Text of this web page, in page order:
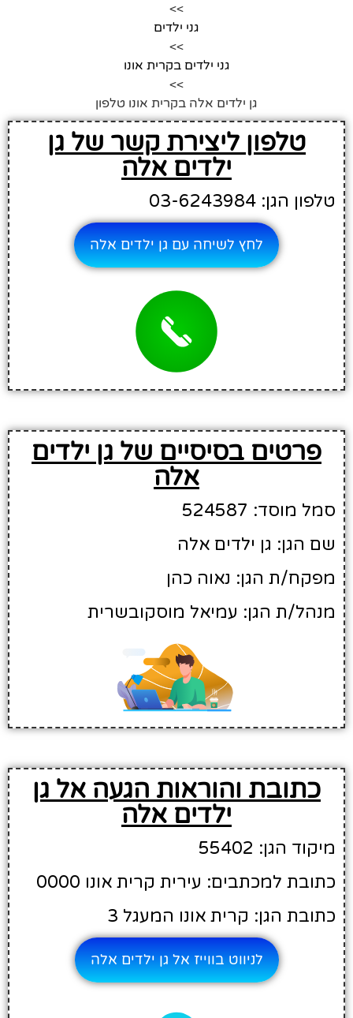
>>
גני ילדים
>>
גני ילדים בקרית אונו
>>
גן ילדים אלה בקרית אונו טלפון
טלפון ליצירת קשר של גן
ילדים אלה
טלפון הגן: 03-6243984
לחץ לשיחה עם גן ילדים אלה
פרטים בסיסיים של גן ילדים
אלה
סמל מוסד: 524587
שם הגן: גן ילדים אלה
מפקח/ת הגן: נאוה כהן
מנהל/ת הגן: עמיאל מוסקובשרית
כתובת והוראות הגעה אל גן
ילדים אלה
מיקוד הגן: 55402
כתובת למכתבים: עירית קרית אונו 0000
כתובת הגן: קרית אונו המעגל 3
לניווט בווייז אל גן ילדים אלה